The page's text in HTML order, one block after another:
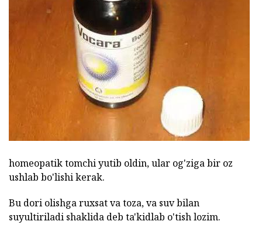
homeopatik tomchi yutib oldin, ular og'ziga bir oz
ushlab bo'lishi kerak.
Bu dori olishga ruxsat va toza, va suv bilan
suyultiriladi shaklida deb ta'kidlab o'tish lozim.